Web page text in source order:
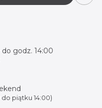
do godz. 14:00
piątku 14:00)